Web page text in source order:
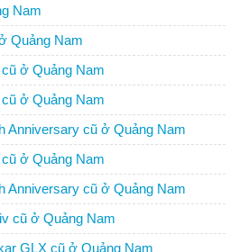
Nam
Quảng Nam
ở Quảng Nam
ở Quảng Nam
Anniversary cũ ở Quảng Nam
ở Quảng Nam
Anniversary cũ ở Quảng Nam
cũ ở Quảng Nam
GLX cũ ở Quảng Nam